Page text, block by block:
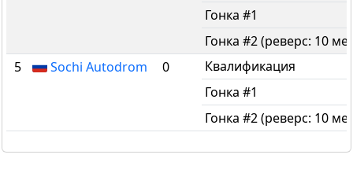
Гонка #1
Гонка #2 (реверс: 10
5
Sochi Autodrom 0
Квалификация
Гонка #1
Гонка #2 (реверс: 10